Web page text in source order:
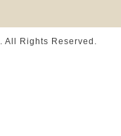
. All Rights Reserved.